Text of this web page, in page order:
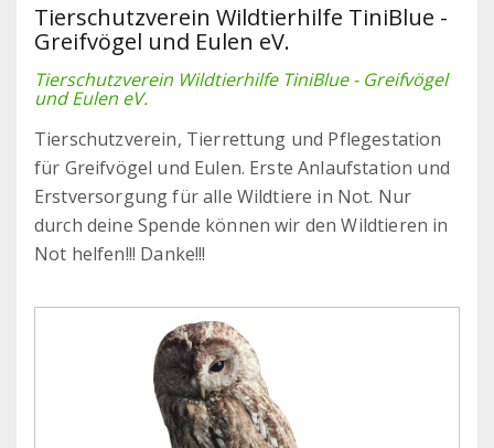
Tierschutzverein Wildtierhilfe TiniBlue -
Greifvögel und Eulen eV.
Tierschutzverein Wildtierhilfe TiniBlue - Greifvögel
und Eulen eV.
Tierschutzverein, Tierrettung und Pflegestation
für Greifvögel und Eulen. Erste Anlaufstation und
Erstversorgung für alle Wildtiere in Not. Nur
durch deine Spende können wir den Wildtieren in
Not helfen!!! Danke!!!